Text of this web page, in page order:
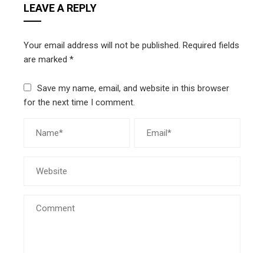
LEAVE A REPLY
Your email address will not be published. Required fields
are marked *
Save my name, email, and website in this browser
for the next time I comment.